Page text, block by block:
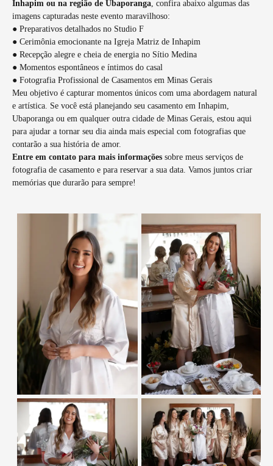
Inhapim ou na região de Ubaporanga, confira abaixo algumas das
imagens capturadas neste evento maravilhoso:
● Preparativos detalhados no Studio F
● Cerimônia emocionante na Igreja Matriz de Inhapim
● Recepção alegre e cheia de energia no Sítio Medina
● Momentos espontâneos e íntimos do casal
● Fotografia Profissional de Casamentos em Minas Gerais
Meu objetivo é capturar momentos únicos com uma abordagem natural
e artística. Se você está planejando seu casamento em Inhapim,
Ubaporanga ou em qualquer outra cidade de Minas Gerais, estou aqui
para ajudar a tornar seu dia ainda mais especial com fotografias que
contarão a sua história de amor.
Entre em contato para mais informações sobre meus serviços de
fotografia de casamento e para reservar a sua data. Vamos juntos criar
memórias que durarão para sempre!